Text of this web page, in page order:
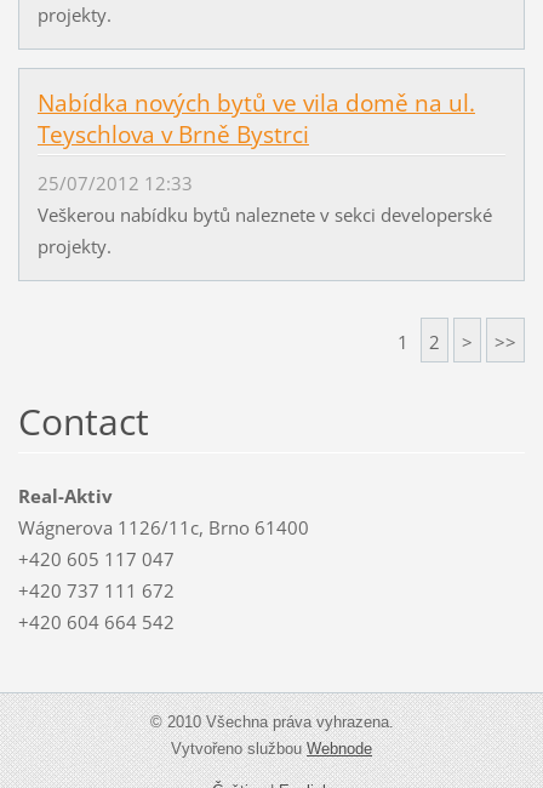
projekty.
Nabídka nových bytů ve vila domě na ul.
Teyschlova v Brně Bystrci
25/07/2012 12:33
Veškerou nabídku bytů naleznete v sekci developerské
projekty.
1 2 > >>
Contact
Real-Aktiv
Wágnerova 1126/11c, Brno 61400
+420 605 117 047
+420 737 111 672
+420 604 664 542
© 2010 Všechna práva vyhrazena.
Vytvořeno službouWebnode